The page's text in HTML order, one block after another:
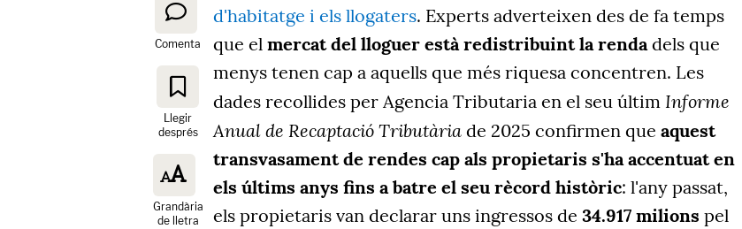
Comenta
Llegir
després
Grandària
de lletra
d'habitatge i els llogaters. Experts adverteixen des de fa temps
que el mercat del lloguer està redistribuint la rendadels que
menys tenen cap a aquells que més riquesa concentren. Les
dades recollides per Agencia Tributaria en el seu últim Informe
Anual de Recaptació Tributària de 2025 confirmen que aquest
transvasament de rendes cap als propietaris s'ha accentuat en
els últims anys fins a batre el seu rècord històric: l'any passat,
els propietaris van declarar uns ingressos de 34.917 milions pel